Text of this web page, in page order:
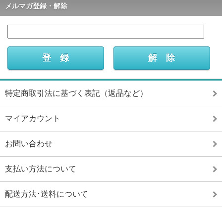
メルマガ登録・解除
特定商取引法に基づく表記（返品など）
マイアカウント
お問い合わせ
支払い方法について
配送方法･送料について